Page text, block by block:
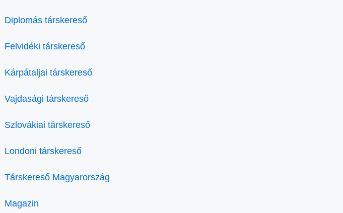
Diplomás társkereső
Felvidéki társkereső
Kárpátaljai társkereső
Vajdasági társkereső
Szlovákiai társkereső
Londoni társkereső
Társkereső Magyarország
Magazin